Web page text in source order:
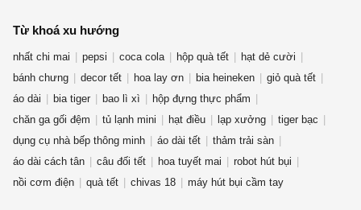
Từ khoá xu hướng
nhất chi mai pepsi coca cola hộp quà tết
hạt dẻ cười
bánh chưng
decor tết hoa lay ơn bia heineken
giỏ quà tết
áo dài
bia tiger bao lì xì
hộp đựng thực phẩm
chăn ga gối đệm
tủ lạnh mini hạt điều lạp xưởng
tiger bạc
dụng cụ nhà bếp thông minh
áo dài tết
thảm trải sàn
áo dài cách tân
câu đối tết hoa tuyết mai
robot hút bụi
nồi cơm điện
quà tết chivas 18 máy hút bụi cầm tay